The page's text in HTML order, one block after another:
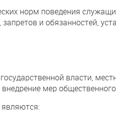
норм поведения
и обязанностей,
власти,
мер